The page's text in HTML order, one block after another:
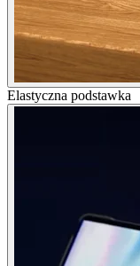
Elastyczna podstawka